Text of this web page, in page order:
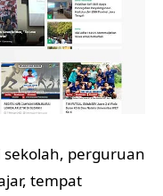
perguruan
tempat